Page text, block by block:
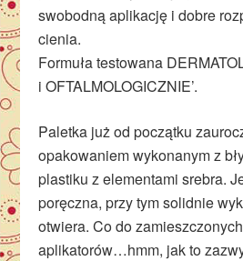
swobodną aplikację i dobre
cienia.
Formuła testowana
i OFTALMOLOGICZNIE’.
Paletka już od początku
opakowaniem wykonanym z
plastiku z elementami srebra.
poręczna, przy tym solidnie
otwiera. Co do
aplikatorów…hmm, jak to